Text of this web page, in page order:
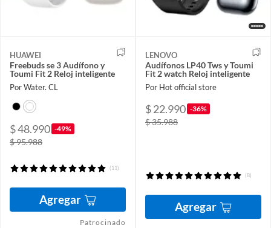
HUAWEI
Freebuds se 3 Audífono y
Toumi Fit 2 Reloj inteligente
Por Water. CL
$ 48.990 -49%
$ 95.988
(11)
Agregar
Patrocinado
LENOVO
Audífonos LP40 Tws y Toumi
Fit 2 watch Reloj inteligente
Por Hot official store
$ 22.990 -36%
$ 35.988
(8)
Agregar